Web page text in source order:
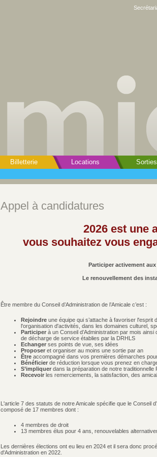
Billetterie Locations Sorties
Appel à candidatures
2026 est une
vous souhaitez vous
Participer activement
Le renouvellement des
Être membre du Conseil d’Administration de l’Amicale c’est :
Rejoindre une équipe qui s’attache à favoriser
l'organisation d'activités, dans les domaines culturel,
Participer à un Conseil d’Administration par mois
de décharge de service établies par la DRHLS
Echanger ses points de vue, ses idées
Proposer et organiser au moins une sortie par an
Être accompagné dans vos premières démarches
Bénéficier de réduction lorsque vous prenez en
S’impliquer dans la préparation de notre traditionnelle
Recevoir les remerciements, la satisfaction, des
L'article 7 des statuts de notre Amicale spécifie que le Conseil
composé de 17 membres dont :
4 membres de droit
13 membres élus pour 4 ans, renouvelables
Les dernières élections ont eu lieu en 2024 et il sera donc
d'Administration en 2022.